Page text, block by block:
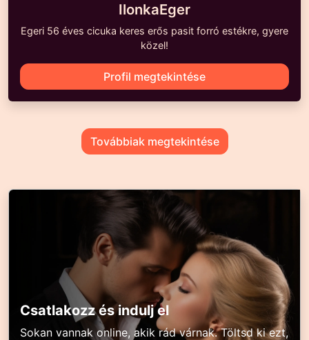
IlonkaEger
Egeri 56 éves cicuka keres erős pasit forró estékre, gyere
közel!
Profil megtekintése
Továbbiak megtekintése
Csatlakozz és indulj el
Sokan vannak online, akik rád várnak. Töltsd ki ezt,